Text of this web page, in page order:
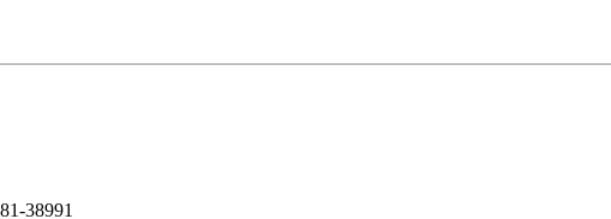
38991